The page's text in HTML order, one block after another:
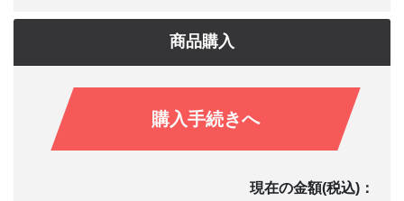
商品購入
購入手続きへ
現在の金額(税込)：